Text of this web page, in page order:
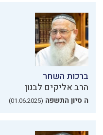
ברכות השחר
הרב אליקים לבנון
ה סיון התשפה (01.06.2025)